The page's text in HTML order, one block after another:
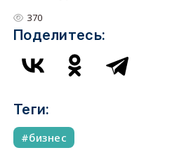
370
Поделитесь:
Теги:
бизнес